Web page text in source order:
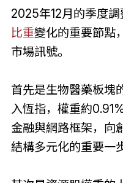
2025年12月的季度
比重變化的重要節點
市場訊號。
首先是生物醫藥板塊
入恆指，權重約
金融與網路框架，向
結構多元化的重要一